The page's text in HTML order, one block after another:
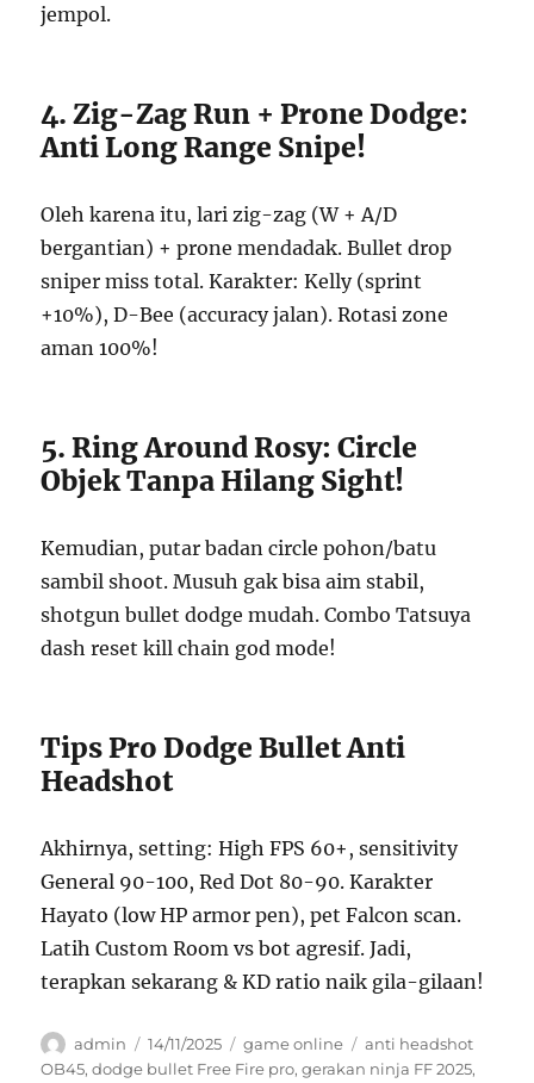
jempol.
4. Zig-Zag Run + Prone Dodge:
Anti Long Range Snipe!
Oleh karena itu, lari zig-zag (W + A/D
bergantian) + prone mendadak. Bullet drop
sniper miss total. Karakter: Kelly (sprint
+10%), D-Bee (accuracy jalan). Rotasi zone
aman 100%!
5. Ring Around Rosy: Circle
Objek Tanpa Hilang Sight!
Kemudian, putar badan circle pohon/batu
sambil shoot. Musuh gak bisa aim stabil,
shotgun bullet dodge mudah. Combo Tatsuya
dash reset kill chain god mode!
Tips Pro Dodge Bullet Anti
Headshot
Akhirnya, setting: High FPS 60+, sensitivity
General 90-100, Red Dot 80-90. Karakter
Hayato (low HP armor pen), pet Falcon scan.
Latih Custom Room vs bot agresif. Jadi,
terapkan sekarang & KD ratio naik gila-gilaan!
Author
admin
Posted
on
14/11/2025 Categories
game online Tags
anti headshot
OB45,dodge bullet Free Fire pro,gerakan ninja FF 2025,